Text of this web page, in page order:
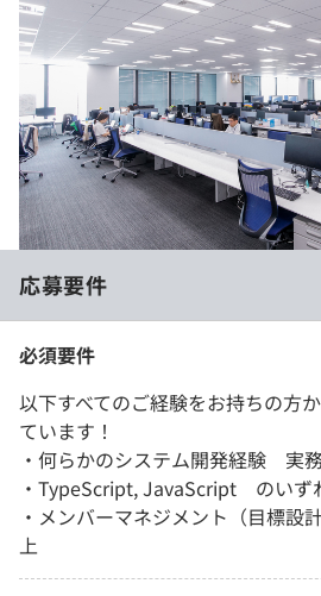
応募要件
必須要件
以下すべてのご経験をお持ちの方
ています！
・何らかのシステム開発経験 実
・TypeScript, JavaScript のい
・メンバーマネジメント（目標
上